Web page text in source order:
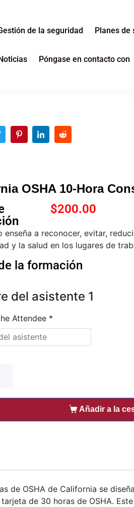
de la seguridad Planes de
Noticias Póngase en contacto con
OSHA 10-Hora
$200.00
enseña a reconocer, evitar,
y la salud en los lugares de
la formación
del asistente 1
Attendee *
Añadir a la
de OSHA de California se
de 30 horas de OSHA.